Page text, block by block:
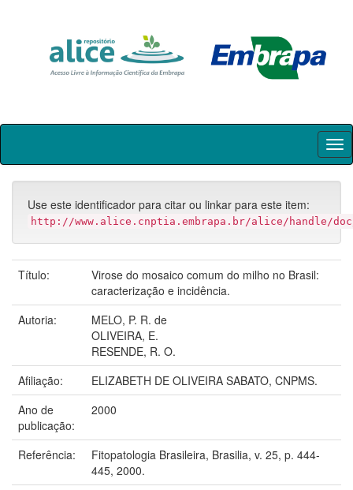
Skip
Use este identificador para citar ou linkar para este item:
http://www.alice.cnptia.embrapa.br/alice/handle/
Título:
Virose do mosaico comum do milho no Brasil:
caracterização e incidência.
Autoria:
MELO, P. R. de
OLIVEIRA, E.
RESENDE, R. O.
Afiliação:
ELIZABETH DE OLIVEIRA SABATO, CNPMS.
Ano de
publicação:
2000
Referência:
Fitopatologia Brasileira, Brasilia, v. 25, p. 444-
445, 2000.